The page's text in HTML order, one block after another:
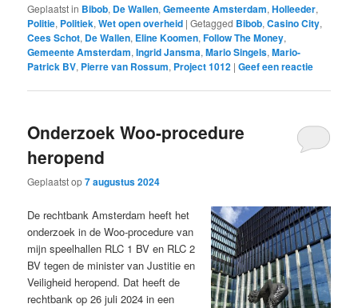
Geplaatst in Bibob, De Wallen,Gemeente Amsterdam,Holleeder,
Politie, Politiek,Wet open overheid |Getagged Bibob,Casino City,
Cees Schot, De Wallen, Eline Koomen,Follow The Money,
Gemeente Amsterdam,Ingrid Jansma,Mario Singels,Mario-
Patrick BV, Pierre van Rossum, Project 1012 |Geef een reactie
Onderzoek Woo-procedure
heropend
Geplaatst op7 augustus 2024
De rechtbank Amsterdam heeft het
onderzoek in de Woo-procedure van
mijn speelhallen RLC 1 BV en RLC 2
BV tegen de minister van Justitie en
Veiligheid heropend. Dat heeft de
rechtbank op 26 juli 2024 in een